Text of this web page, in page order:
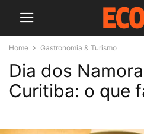
Home Gastronomia & Turismo
Dia dos
Curitiba: o que